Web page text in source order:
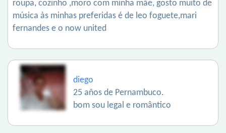
roupa, cozinho ,moro com minha mãe, gosto muito de
música às minhas preferidas é de leo foguete,mari
fernandes e o now united
diego
25 años de Pernambuco.
bom sou legal e romântico